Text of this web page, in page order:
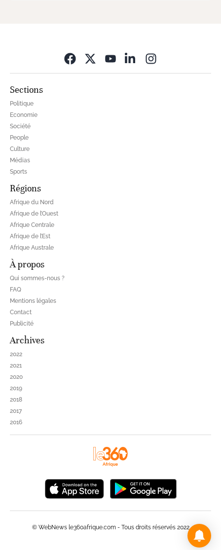
Sections
Politique
Economie
Société
People
Culture
Médias
Sports
Régions
Afrique du Nord
Afrique de l’Ouest
Afrique Centrale
Afrique de l’Est
Afrique Australe
À propos
Qui sommes-nous ?
FAQ
Mentions légales
Contact
Publicité
Archives
2022
2021
2020
2019
2018
2017
2016
© WebNews le360afrique.com - Tous droits réservés 2022